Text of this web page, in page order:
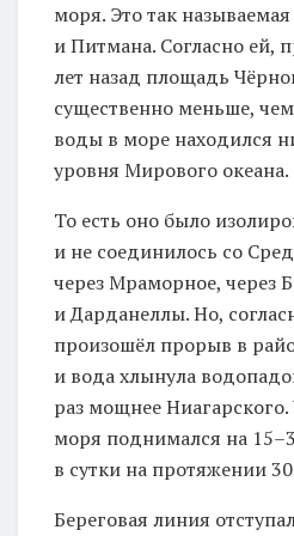
моря. Это так
и Питмана. Согласно ей,
лет назад площадь
существенно меньше,
воды в море находился
уровня Мирового океана.
То есть оно было
и не соединилось со
через Мраморное, через
и Дарданеллы. Но,
произошёл прорыв в
и вода хлынула
раз мощнее
моря поднимался на
в сутки на протяжении
Береговая линия